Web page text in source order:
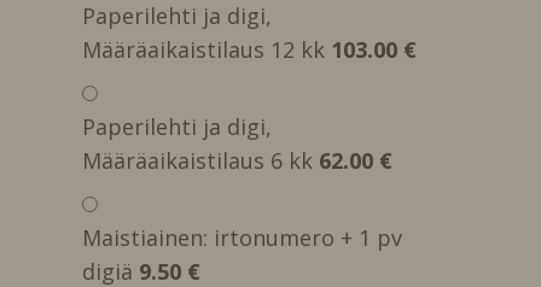
Paperilehti ja digi,
Määräaikaistilaus 12 kk 103.00 €
Paperilehti ja digi,
Määräaikaistilaus 6 kk 62.00 €
Maistiainen: irtonumero + 1 pv
digiä 9.50 €